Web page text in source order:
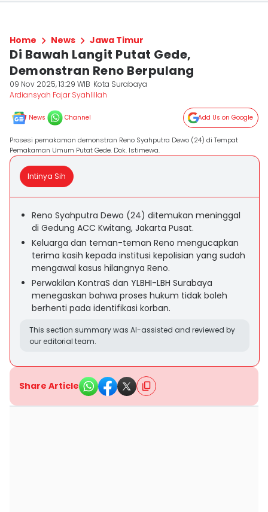
Home News Jawa Timur
Di Bawah Langit Putat Gede,
Demonstran Reno Berpulang
09 Nov 2025, 13:29 WIB Kota Surabaya
Ardiansyah Fajar Syahlillah
News Channel Add Us on Google
Prosesi pemakaman demonstran Reno Syahputra Dewo (24) di Tempat
Pemakaman Umum Putat Gede. Dok. Istimewa.
Intinya Sih
Reno Syahputra Dewo (24) ditemukan meninggal
di Gedung ACC Kwitang, Jakarta Pusat.
Keluarga dan teman-teman Reno mengucapkan
terima kasih kepada institusi kepolisian yang sudah
mengawal kasus hilangnya Reno.
Perwakilan KontraS dan YLBHI-LBH Surabaya
menegaskan bahwa proses hukum tidak boleh
berhenti pada identifikasi korban.
This section summary was AI-assisted and reviewed by
our editorial team.
Share Article